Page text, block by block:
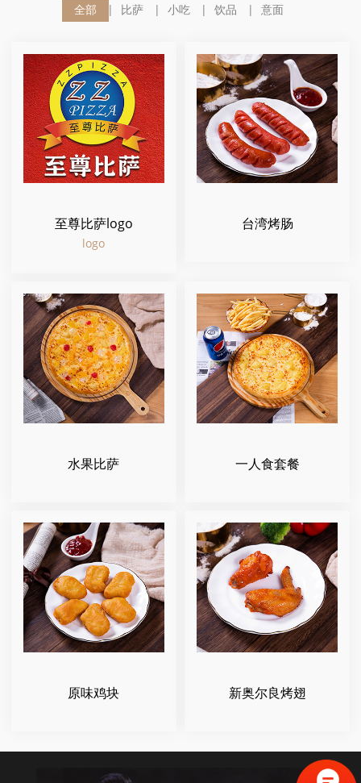
全部 比萨 小吃 饮品 意面
至尊比萨logo
logo
台湾烤肠
水果比萨 一人食套餐
原味鸡块 新奥尔良烤翅